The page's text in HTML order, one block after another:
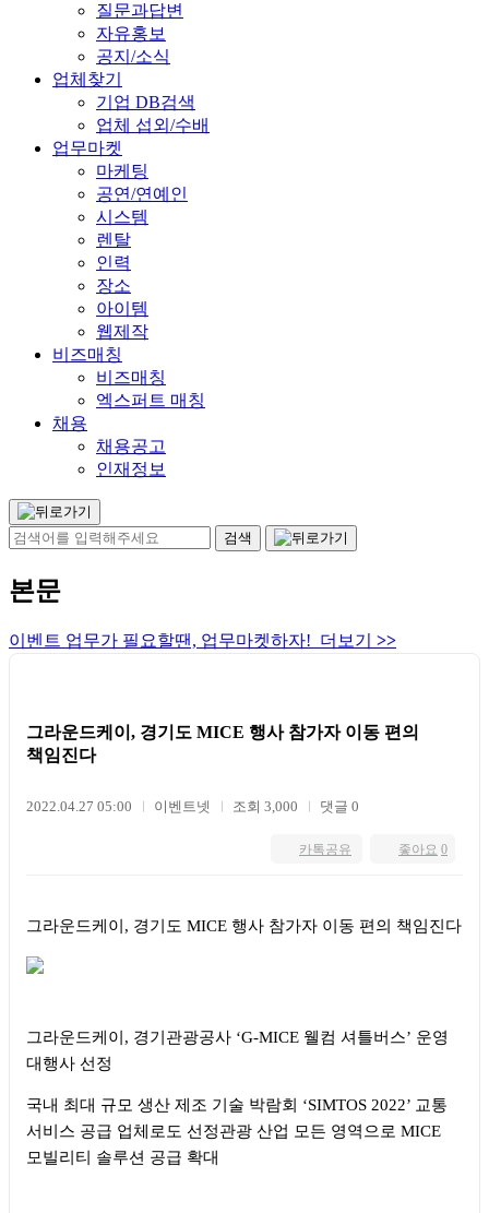
질문과답변
자유홍보
공지/소식
업체찾기
기업 DB검색
업체 섭외/수배
업무마켓
마케팅
공연/연예인
시스템
렌탈
인력
장소
아이템
웹제작
비즈매칭
비즈매칭
엑스퍼트 매칭
채용
채용공고
인재정보
본문
이벤트 업무가 필요할땐, 업무마켓하자! 더보기 >>
그라운드케이, 경기도 MICE 행사 참가자 이동 편의
책임진다
2022.04.27 05:00 이벤트넷 조회 3,000 댓글 0
좋아요 0
카톡공유
그라운드케이 , 경기도 MICE 행사 참가자 이동 편의 책임진다
그라운드케이, 경기관광공사 ‘G-MICE 웰컴 셔틀버스’ 운영
대행사 선정
국내 최대 규모 생산 제조 기술 박람회 ‘SIMTOS 2022’ 교통
서비스 공급 업체로도 선정관광 산업 모든 영역으로 MICE
모빌리티 솔루션 공급 확대